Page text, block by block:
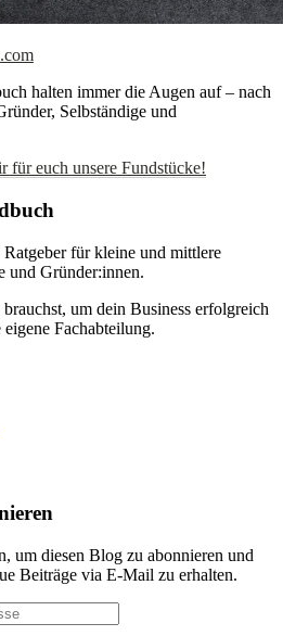
halten immer die Augen auf – nach
Selbständige und
für euch unsere Fundstücke!
für kleine und mittlere
und Gründer:innen.
um dein Business erfolgreich
Fachabteilung.
um diesen Blog zu abonnieren und
Beiträge via E-Mail zu erhalten.